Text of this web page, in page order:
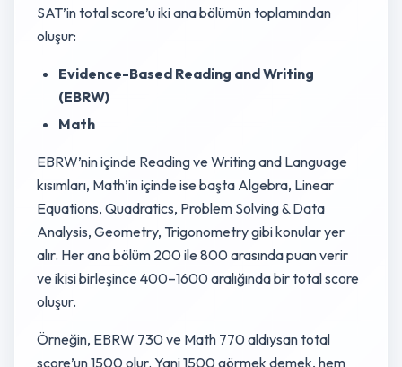
SAT’in total score’u iki ana bölümün toplamından
oluşur:
Evidence-Based Reading and Writing
(EBRW)
Math
EBRW’nin içinde Reading ve Writing and Language
kısımları, Math’in içinde ise başta Algebra, Linear
Equations, Quadratics, Problem Solving & Data
Analysis, Geometry, Trigonometry gibi konular yer
alır. Her ana bölüm 200 ile 800 arasında puan verir
ve ikisi birleşince 400–1600 aralığında bir total score
oluşur.
Örneğin, EBRW 730 ve Math 770 aldıysan total
score’un 1500 olur. Yani 1500 görmek demek, hem